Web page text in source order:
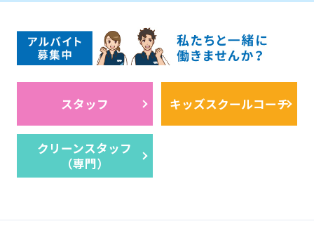
スタッフ キッズスクールコーチ
クリーンスタッフ
（専門）